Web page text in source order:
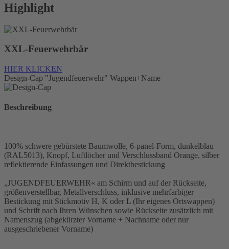
Highlight
XXL-Feuerwehrbär
HIER KLICKEN
Design-Cap "Jugendfeuerwehr" Wappen+Name
Beschreibung
100% schwere gebürstete Baumwolle, 6-panel-Form, dunkelblau
(RAL5013), Knopf, Luftlöcher und Verschlussband Orange, silber
reflektierende Einfassungen und Direktbestickung
„JUGENDFEUERWEHR« am Schirm und auf der Rückseite,
größenverstellbar, Metallverschluss, inklusive mehrfarbiger
Bestickung mit Stickmotiv H, K oder L (Ihr eigenes Ortswappen)
und Schrift nach Ihren Wünschen sowie Rückseite zusätzlich mit
Namenszug (abgekürzter Vorname + Nachname oder nur
ausgeschriebener Vorname)